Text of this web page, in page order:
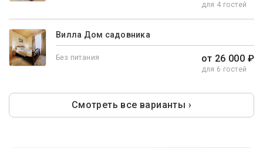
для 4 гостей
Вилла Дом садовника
Без питания от 26 000 ₽
для 6 гостей
Смотреть все варианты ›